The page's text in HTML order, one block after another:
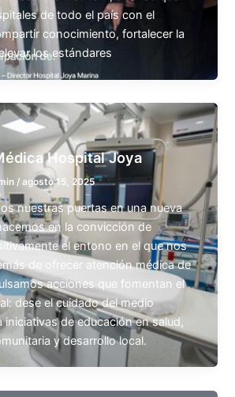
de todo el país con el
conocimiento, fortalecer la
los estándares
Hospital Joya
/agosto 15, 2025
nuestras puertas en una nueva
en la convicción de
el entono en el que nos
de ofrecer atención médica de
acciones que fomentan el
dese el cuidado del medio
iniciativas de educación en salud,
y desarrollo local.